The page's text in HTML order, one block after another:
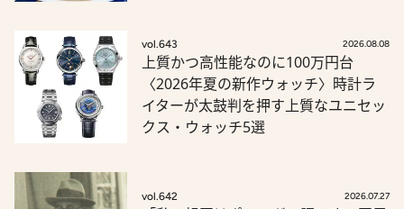
vol.643 2026.08.08
上質かつ高性能なのに100万円台
〈2026年夏の新作ウォッチ〉時計ラ
イターが太鼓判を押す上質なユニセッ
クス・ウォッチ5選
vol.642 2026.07.27